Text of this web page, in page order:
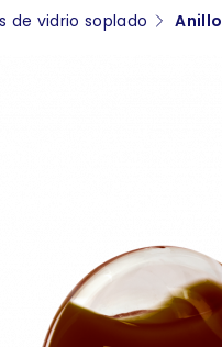
de vidrio soplado